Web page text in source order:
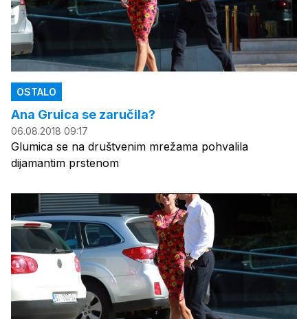
OSTALO
Ana Gruica se zaručila?
06.08.2018 09:17
Glumica se na društvenim mrežama pohvalila
dijamantim prstenom